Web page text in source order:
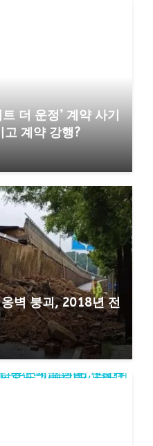
더 운정’ 계약 사기
계약 강행?
벽 붕괴, 2018년 전